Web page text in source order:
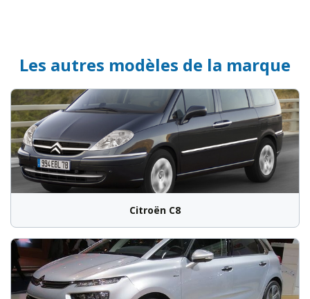
Les autres modèles de la marque
Citroën C8